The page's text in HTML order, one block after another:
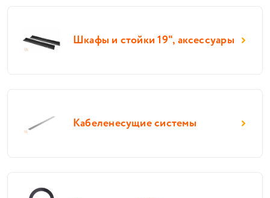
Шкафы и стойки 19", аксессуары
Кабеленесущие системы